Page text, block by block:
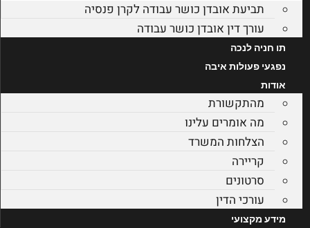
תביעת אובדן כושר עבודה לקרן פנסיה
עורך דין אובדן כושר עבודה
תו חניה לנכה
נפגעי פעולות איבה
אודות
מהתקשורת
מה אומרים עלינו
הצלחות המשרד
קריירה
סרטונים
עורכי הדין
מידע מקצועי